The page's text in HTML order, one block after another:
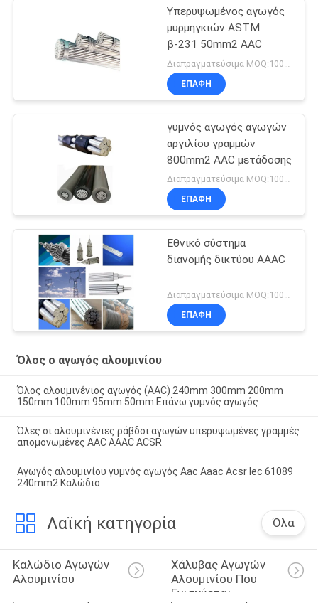
Υπερυψωμένος αγωγός
μυρμηγκιών ASTM
β-231 50mm2 AAC
ΕΠΑΦΉ
γυμνός αγωγός αγωγών
αργιλίου γραμμών
800mm2 AAC μετάδοσης
Διαπραγματεύσιμα MOQ:1000M
ΕΠΑΦΉ
Εθνικό σύστημα
διανομής δικτύου AAAC
Διαπραγματεύσιμα MOQ:1000m
ΕΠΑΦΉ
Όλος ο αγωγός αλουμινίου
Όλος αλουμινένιος αγωγός (AAC) 240mm 300mm 200mm
150mm 100mm 95mm 50mm Επάνω γυμνός αγωγός
Όλες οι αλουμινένιες ράβδοι αγωγών υπερυψωμένες γραμμές
απομονωμένες AAC AAAC ACSR
Αγωγός αλουμινίου γυμνός αγωγός Aac Aaac Acsr Iec 61089
240mm2 Καλώδιο
Λαϊκή κατηγορία Όλα
Καλώδιο Αγωγών
Αλουμινίου
Χάλυβας Αγωγών
Αλουμινίου Που
Ενισχύεται